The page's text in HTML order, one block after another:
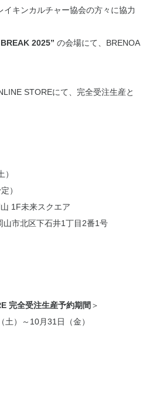
キンカルチャー協会の方々に協力
2025” の会場にて、BRENOA
STOREにて、完全受注生産と
）
1F未来スクエア
市北区下石井1丁目2番1号
完全受注生産予約期間 ＞
）～10月31日（金）